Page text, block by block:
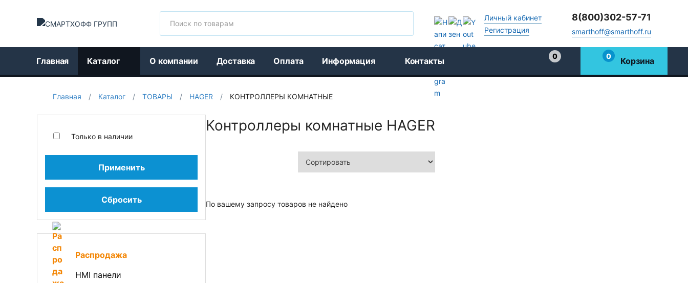
Личный кабинет
Регистрация
8(800)302-57-71
smarthoff@smarthoff.ru
Главная Каталог О компании Доставка Оплата Информация Контакты
0
0 Корзина
Главная / Каталог / ТОВАРЫ / HAGER / КОНТРОЛЛЕРЫ КОМНАТНЫЕ
Только в наличии
Применить
Сбросить
Распродажа
HMI панели
Контроллеры комнатные HAGER
По вашему запросу товаров не найдено